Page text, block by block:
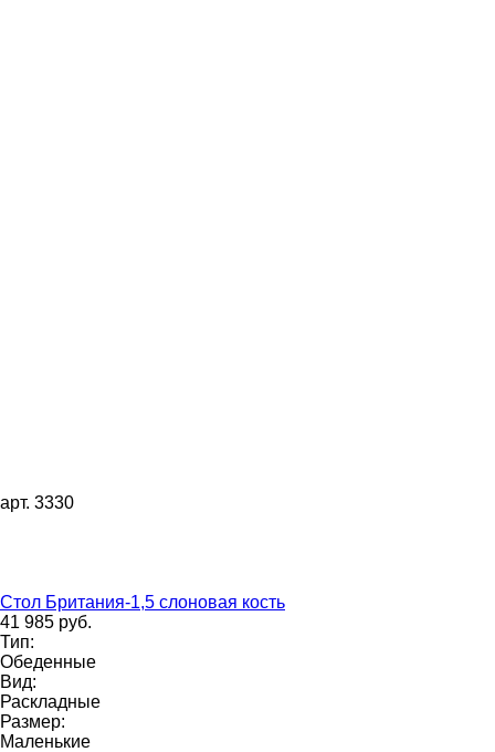
арт. 3330
Стол Британия-1,5 слоновая кость
41 985 руб.
Тип:
Обеденные
Вид:
Раскладные
Размер:
Маленькие